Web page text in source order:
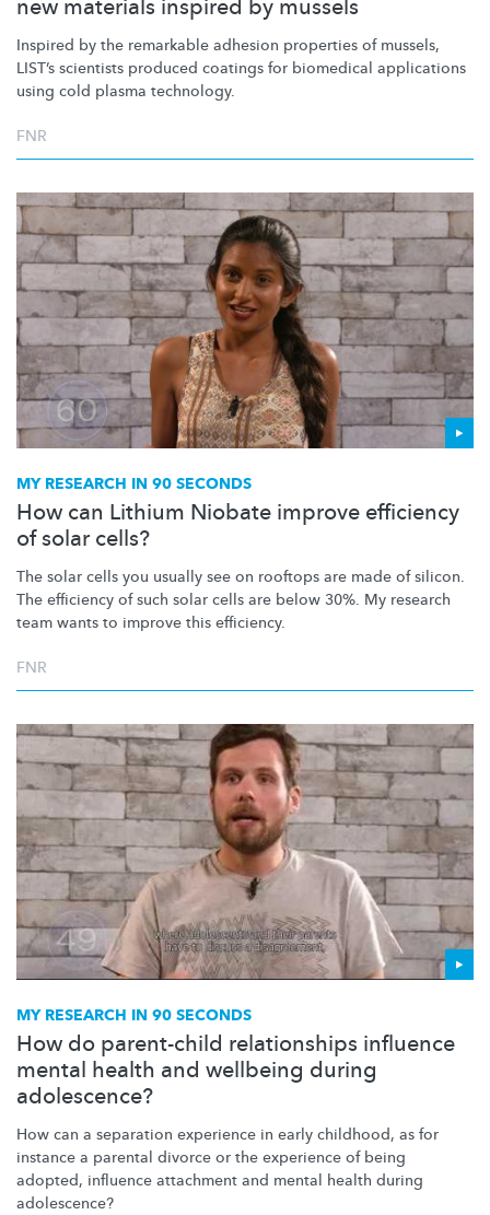
new materials inspired by mussels
Inspired by the remarkable adhesion properties of mussels,
LIST’s scientists produced coatings for biomedical applications
using cold plasma technology.
FNR
MY RESEARCH IN 90 SECONDS
How can Lithium Niobate improve efficiency
of solar cells?
The solar cells you usually see on rooftops are made of silicon.
The efficiency of such solar cells are below 30%. My research
team wants to improve this efficiency.
FNR
MY RESEARCH IN 90 SECONDS
How do parent-child relationships influence
mental health and wellbeing during
adolescence?
How can a separation experience in early childhood, as for
instance a parental divorce or the experience of being
adopted, influence attachment and mental health during
adolescence?